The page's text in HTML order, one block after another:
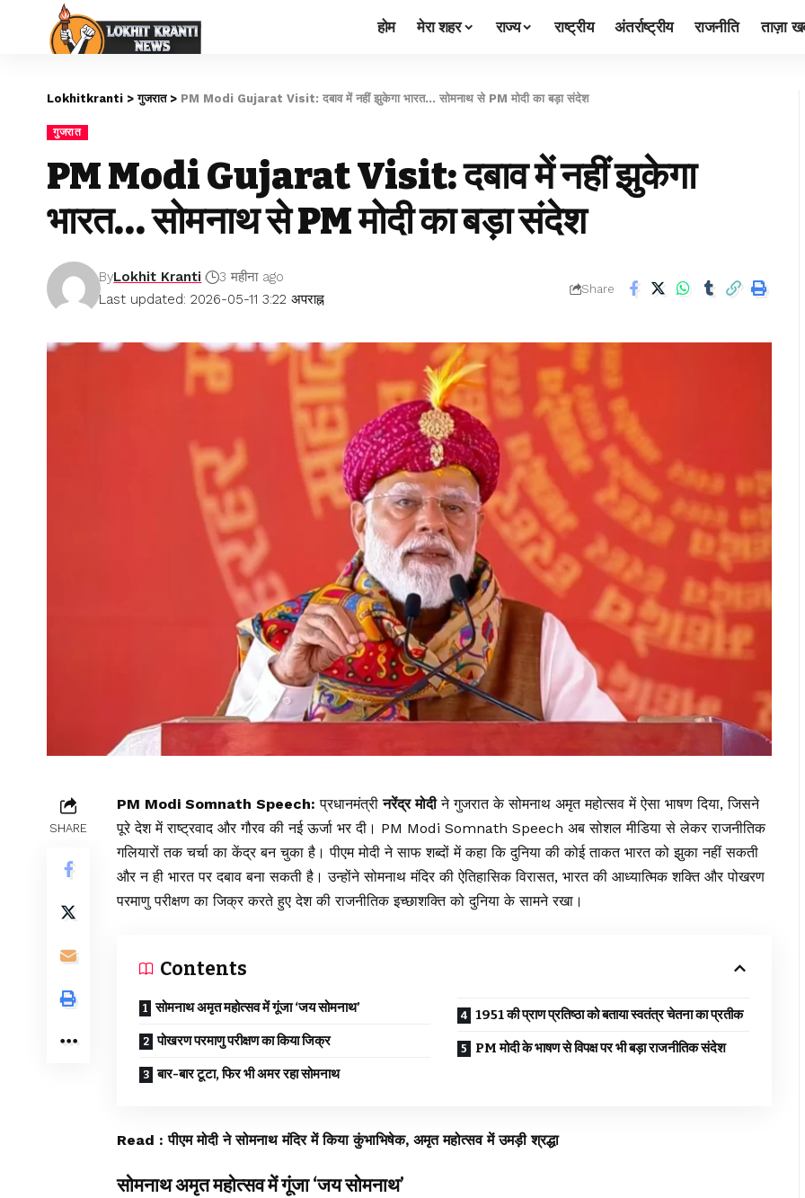
होम मेरा शहर राज्य राष्ट्रीय अंतर्राष्ट्रीय राजनीति ताज़ा
Lokhitkranti >गुजरात> PM Modi Gujarat Visit: दबाव में नहीं झुकेगा भारत… सोमनाथ से PM मोदी का बड़ा संदेश
गुजरात
PM Modi Gujarat Visit: दबाव में नहीं झुकेगा
भारत… सोमनाथ से PM मोदी का बड़ा संदेश
Last updated: 2026-05-11 3:22 अपराह्न
ByLokhit Kranti 3 महीना ago
Share
SHARE
PM Modi Somnath Speech: प्रधानमंत्रीनरेंद्र मोदीने गुजरात के सोमनाथ अमृत महोत्सव में ऐसा भाषण दिया, जिसने
पूरे देश में राष्ट्रवाद और गौरव की नई ऊर्जा भर दी। PM Modi Somnath Speech अब सोशल मीडिया से लेकर राजनीतिक
गलियारों तक चर्चा का केंद्र बन चुका है। पीएम मोदी ने साफ शब्दों में कहा कि दुनिया की कोई ताकत भारत को झुका नहीं सकती
और न ही भारत पर दबाव बना सकती है। उन्होंने सोमनाथ मंदिर की ऐतिहासिक विरासत, भारत की आध्यात्मिक शक्ति और पोखरण
परमाणु परीक्षण का जिक्र करते हुए देश की राजनीतिक इच्छाशक्ति को दुनिया के सामने रखा।
Contents
सोमनाथ अमृत महोत्सव में गूंजा ‘जय सोमनाथ’
पोखरण परमाणु परीक्षण का किया जिक्र
बार-बार टूटा, फिर भी अमर रहा सोमनाथ
1951 की प्राण प्रतिष्ठा को बताया स्वतंत्र चेतना का प्रतीक
PM मोदी के भाषण से विपक्ष पर भी बड़ा राजनीतिक संदेश
Read :पीएम मोदी ने सोमनाथ मंदिर में किया कुंभाभिषेक, अमृत महोत्सव में उमड़ी श्रद्धा
सोमनाथ अमृत महोत्सव में गूंजा ‘जय सोमनाथ’